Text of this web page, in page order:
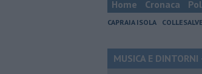
Home Cronaca
CAPRAIA ISOLA
MUSICA E